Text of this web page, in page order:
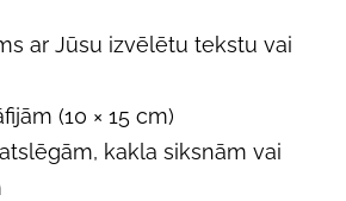
ar Jūsu izvēlētu tekstu vai
(10 × 15 cm)
kakla siksnām vai